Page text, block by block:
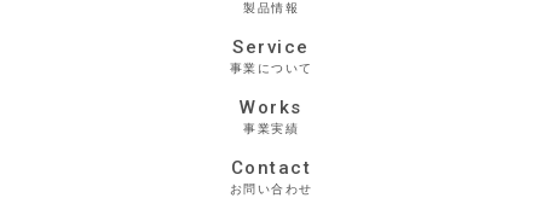
製品情報
Service
事業について
Works
事業実績
Contact
お問い合わせ